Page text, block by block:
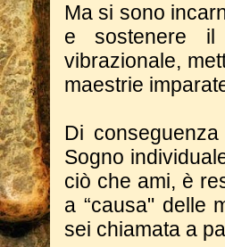
Ma si sono
e sostenere il
vibrazionale,
maestrie
Di
Sogno
ciò che ami, è
a “causa" delle
sei chiamata a